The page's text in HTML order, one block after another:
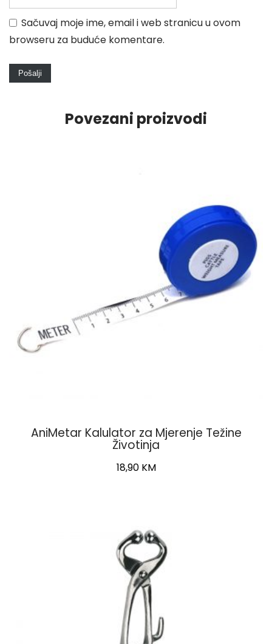
Sačuvaj moje ime, email i web stranicu u ovom
browseru za buduće komentare.
Povezani proizvodi
AniMetar Kalulator za Mjerenje Težine
Životinja
18,90 KM